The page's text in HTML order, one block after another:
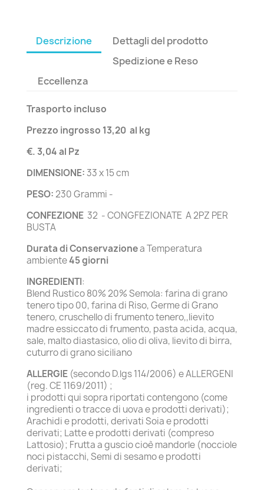
Descrizione
Dettagli del prodotto
Spedizione e Reso
Eccellenza
Trasporto incluso
Prezzo ingrosso 13,20 al kg
€. 3,04 al Pz
DIMENSIONE:33 x 15 cm
PESO:230 Grammi -
CONFEZIONE 32 - CONGFEZIONATE A 2PZ PER
BUSTA
Durata di Conservazionea Temperatura
ambiente45 giorni
INGREDIENTI:
Blend Rustico 80% 20% Semola: farina di grano
tenero tipo 00, farina di Riso, Germe di Grano
tenero, cruschello di frumento tenero,,lievito
madre essiccato di frumento, pasta acida, acqua,
sale, malto diastasico, olio di oliva, lievito di birra,
cuturro di grano siciliano
ALLERGIE (secondo D.lgs 114/2006) e ALLERGENI
(reg. CE 1169/2011) ;
i prodotti qui sopra riportati contengono (come
ingredienti o tracce di uova e prodotti derivati);
Arachidi e prodotti, derivati Soia e prodotti
derivati; Latte e prodotti derivati (compreso
Lattosio); Frutta a guscio cioè mandorle (nocciole
noci pistacchi, Semi di sesamo e prodotti
derivati;